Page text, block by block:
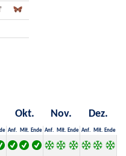
Okt. Nov. Dez.
Anf. Mit. Ende Anf. Mit. Ende Anf. Mit. Ende